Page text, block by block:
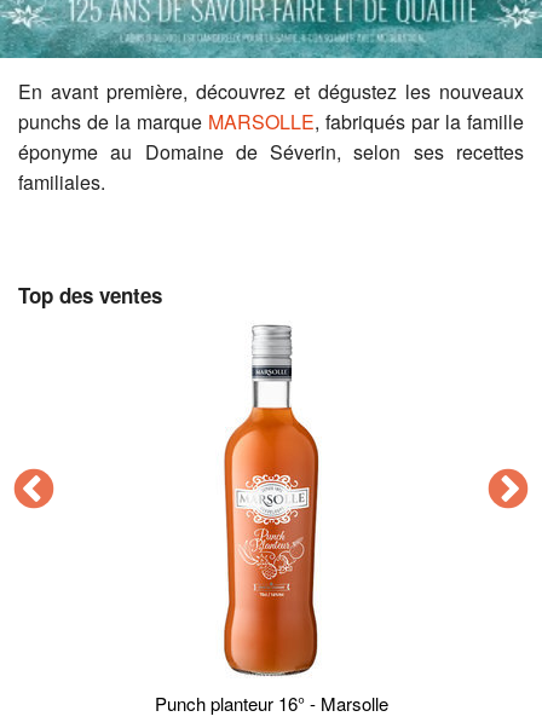
En avant première, découvrez et dégustez les nouveaux
punchs de la marque MARSOLLE, fabriqués par la famille
éponyme au Domaine de Séverin, selon ses recettes
familiales.
Top des ventes
Punch planteur 16° - Marsolle